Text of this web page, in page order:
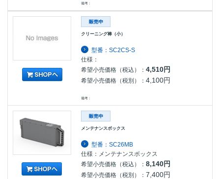
備考：
クリーニング棒（小）
型番：SC2CS-S
仕様：
希望小売価格（税込）：4,510円
希望小売価格（税別）：4,100円
備考：
メンテナンスボックス
型番：SC26MB
仕様：メンテナンスボックス
希望小売価格（税込）： 8,140円
希望小売価格（税別）： 7,400円